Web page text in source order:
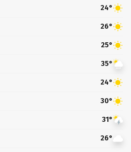
24°
26°
25°
35°
24°
30°
31°
26°